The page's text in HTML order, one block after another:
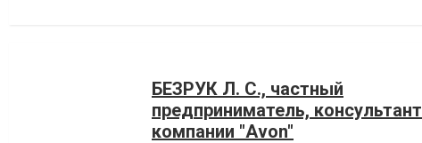
БЕЗРУК Л. С., частный
предприниматель, консультант
компании "Avon"